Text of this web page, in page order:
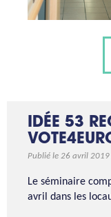
IDÉE 53
Publié le 26 avril 2019
Le séminaire
avril dans les